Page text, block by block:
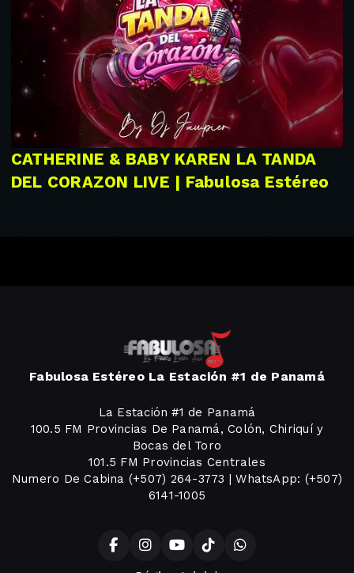
CATHERINE & BABY KAREN LA TANDA
DEL CORAZON LIVE | Fabulosa Estéreo
Fabulosa Estéreo La Estación #1 de Panamá
La Estación #1 de Panamá
100.5 FM Provincias De Panamá, Colón, Chiriquí y
Bocas del Toro
101.5 FM Provincias Centrales
Numero De Cabina (+507) 264-3773 | WhatsApp: (+507)
6141-1005